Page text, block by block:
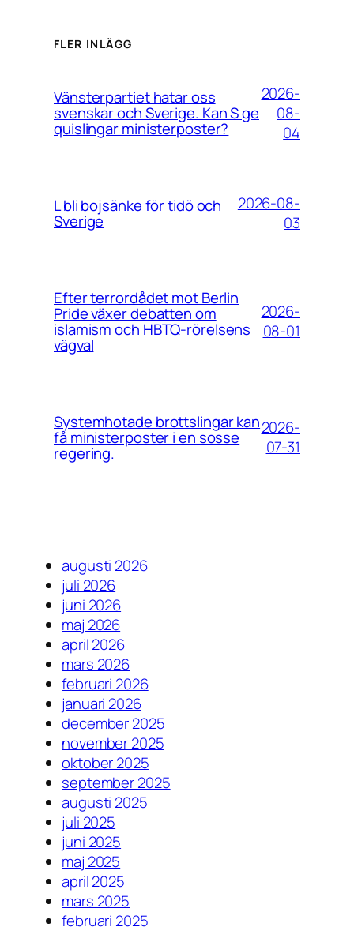
FLER INLÄGG
Vänsterpartiet hatar oss
svenskar och Sverige. Kan S ge
quislingar ministerposter?
2026-
08-
04
L bli bojsänke för tidö och
Sverige
2026-08-
03
Efter terrordådet mot Berlin
Pride växer debatten om
islamism och HBTQ-rörelsens
vägval
2026-
08-01
Systemhotade brottslingar kan
få ministerposter i en sosse
regering.
2026-
07-31
augusti 2026
juli 2026
juni 2026
maj 2026
april 2026
mars 2026
februari 2026
januari 2026
december 2025
november 2025
oktober 2025
september 2025
augusti 2025
juli 2025
juni 2025
maj 2025
april 2025
mars 2025
februari 2025